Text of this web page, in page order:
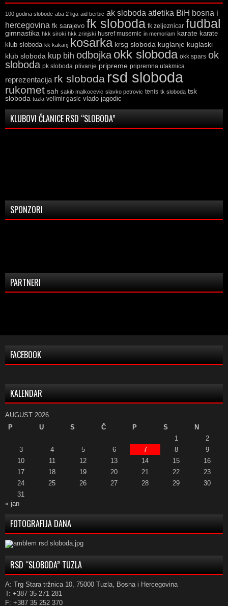
100 godina slobode aba 2 liga aid berbic ak sloboda atletika BiH bosna i
hercegovina fk sarajevo fk sloboda fk zeljeznicar fudbal
gimnastika hkk siroki hkk zrinjski husref musemic in memoriam karate karate
klub sloboda kk kakanj kosarka krsg sloboda kuglanje kuglaski
klub sloboda kup bih odbojka okk sloboda okk spars ok
sloboda pk sloboda plivanje pripreme pripremna utakmica
reprezentacija rk sloboda rsd sloboda
rukomet sah sakib malkocevic slavko petrovic tenis tk sloboda tsk
sloboda tuzla velimir gasic vlado jagodic
KLUBOVI ČLANICE RSD “SLOBODA”
SPONZORI
PARTNERI
FACEBOOK
KALENDAR
AUGUST 2026
P
U S Č P S
N
1
2
3
4 5 6 7 8
9
10
11 12 13 14 15
16
17
18 19 20 21 22
23
24
25 26 27 28 29
30
31
« jan
FOTOGRAFIJA DANA
RSD “SLOBODA” TUZLA
A: Trg Stara tržnica 10, 75000 Tuzla, Bosna i Hercegovina
T: +387 35 271 281
F: +387 35 252 370